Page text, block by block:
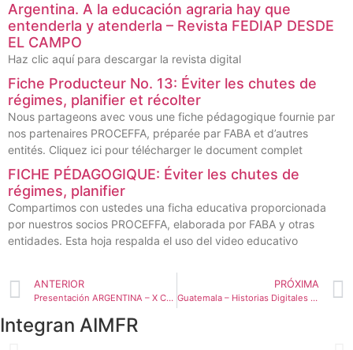
Argentina. A la educación agraria hay que
entenderla y atenderla – Revista FEDIAP DESDE
EL CAMPO
Haz clic aquí para descargar la revista digital
Fiche Producteur No. 13: Éviter les chutes de
régimes, planifier et récolter
Nous partageons avec vous une fiche pédagogique fournie par
nos partenaires PROCEFFA, préparée par FABA et d’autres
entités. Cliquez ici pour télécharger le document complet
FICHE PÉDAGOGIQUE: Éviter les chutes de
régimes, planifier
Compartimos con ustedes una ficha educativa proporcionada
por nuestros socios PROCEFFA, elaborada por FABA y otras
entidades. Esta hoja respalda el uso del video educativo
ANTERIOR
Presentación ARGENTINA – X Congreso AIMFR
PRÓXIMA
Guatemala – Historias Digitales – Guía Metodológica
Integran AIMFR